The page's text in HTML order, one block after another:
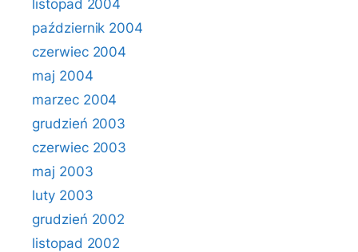
listopad 2004
październik 2004
czerwiec 2004
maj 2004
marzec 2004
grudzień 2003
czerwiec 2003
maj 2003
luty 2003
grudzień 2002
listopad 2002